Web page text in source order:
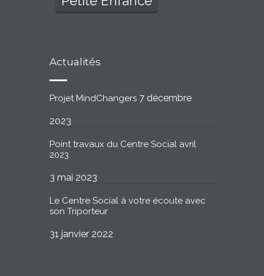
Actualités
Projet MindChangers 7 décembre
2023
Point travaux du Centre Social avril
2023
3 mai 2023
Le Centre Social à votre écoute avec
son Triporteur
31 janvier 2022